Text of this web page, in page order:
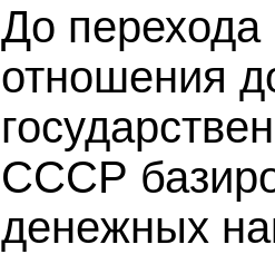
До
отношения
СССР
денежных